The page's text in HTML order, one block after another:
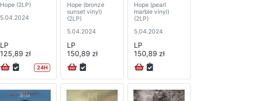
Hope (2LP)
5.04.2024
LP
125,89 zł
24H
Hope (bronze
sunset vinyl)
(2LP)
5.04.2024
LP
150,89 zł
Hope (pearl
marble vinyl)
(2LP)
5.04.2024
LP
150,89 zł